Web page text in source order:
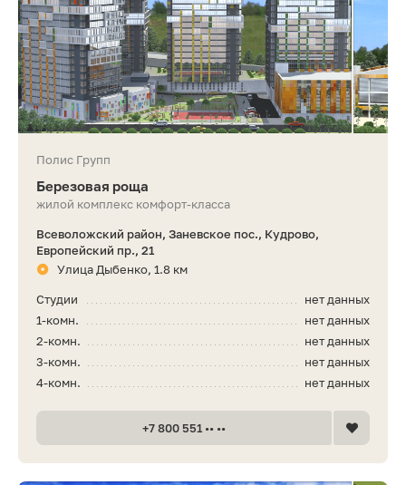
Полис Групп
Березовая роща
жилой комплекс комфорт-класса
Всеволожский район, Заневское пос., Кудрово,
Европейский пр., 21
Улица Дыбенко, 1.8 км
нет данных
Студии
нет данных
1-комн.
нет данных
2-комн.
нет данных
3-комн.
нет данных
4-комн.
+7 800 551 •• ••